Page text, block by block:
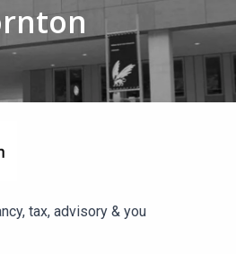
tax, advisory & you